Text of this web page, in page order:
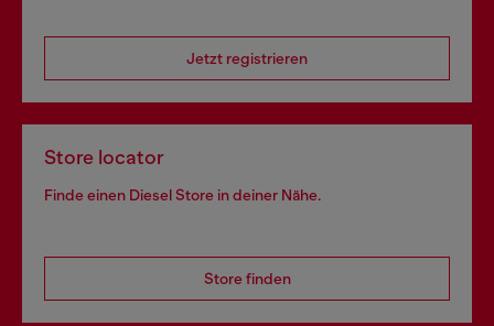
Jetzt registrieren
Store locator
Finde einen Diesel Store in deiner Nähe.
Store finden